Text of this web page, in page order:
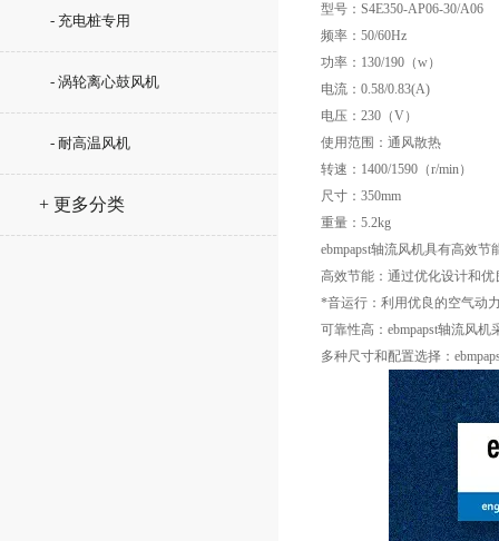
- 充电桩专用
- 涡轮离心鼓风机
- 耐高温风机
+ 更多分类
型号：S4E350-AP06-30/A06
频率：50/60Hz
功率：130/190（w）
电流：0.58/0.83(A)
电压：230（V）
使用范围：通风散热
转速：1400/1590（r/min）
尺寸：350mm
重量：5.2kg
ebmpapst轴流风机具有高效
高效节能：通过优化设计和优
*音运行：利用优良的空气动
可靠性高：ebmpapst轴流风
多种尺寸和配置选择：